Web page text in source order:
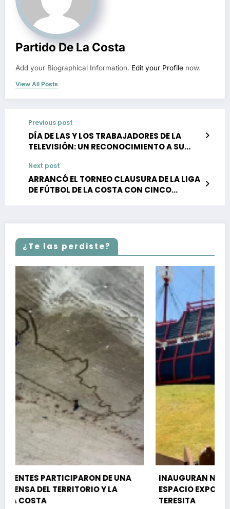
Partido De La Costa
Add your Biographical Information. Edit your Profile now.
View All Posts
Previous post
DÍA DE LAS Y LOS TRABAJADORES DE LA
TELEVISIÓN: UN RECONOCIMIENTO A SU
Next post
ARRANCÓ EL TORNEO CLAUSURA DE LA LIGA
DE FÚTBOL DE LA COSTA CON CINCO
¿Te las perdiste?
INAUGURAN NUEVA MUESTRA DE ARTE EN EL
ESPACIO EXPOSITIVO CARABELA DE SANTA
TERESITA